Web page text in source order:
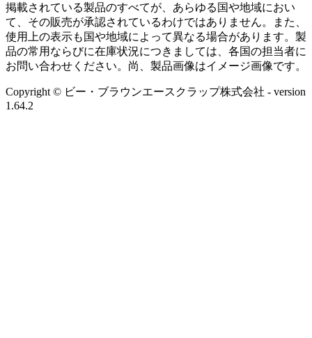
掲載されている製品のすべてが、あらゆる国や地域におい
て、その販売が承認されているわけではありません。また、
使用上の表示も国や地域によって異なる場合があります。製
品の常用ならびに在庫状況につきましては、各国の担当者に
お問い合わせください。尚、製品画像はイメージ画像です。
Copyright © ビー・ブラウンエースクラップ株式会社 - version
1.64.2